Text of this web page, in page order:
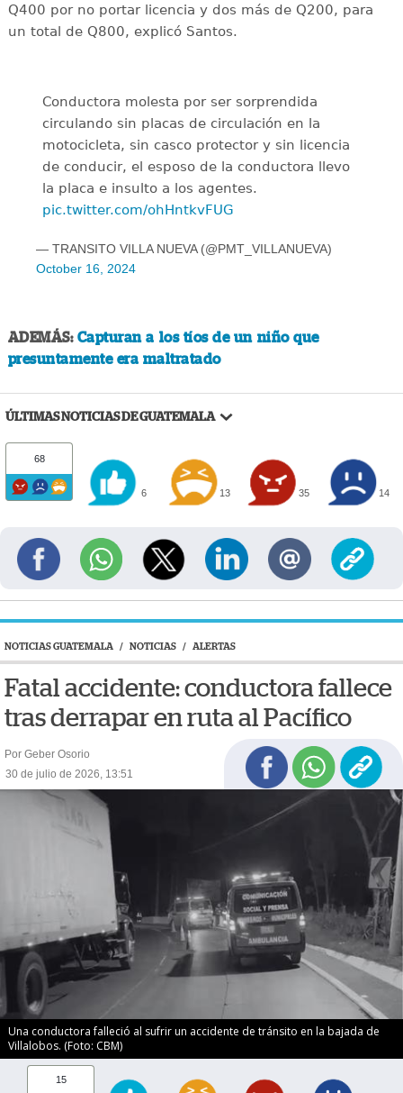
Q400 por no portar licencia y dos más de Q200, para
un total de Q800, explicó Santos.
Conductora molesta por ser sorprendida
circulando sin placas de circulación en la
motocicleta, sin casco protector y sin licencia
de conducir, el esposo de la conductora llevo
la placa e insulto a los agentes.
pic.twitter.com/ohHntkvFUG
— TRANSITO VILLA NUEVA (@PMT_VILLANUEVA)
October 16, 2024
ADEMÁS: Capturan a los tíos de un niño que
presuntamente era maltratado
ÚLTIMAS NOTICIAS DE GUATEMALA
68
6 13 35 14
NOTICIAS GUATEMALA / NOTICIAS / ALERTAS
Fatal accidente: conductora fallece
tras derrapar en ruta al Pacífico
Por Geber Osorio
30 de julio de 2026, 13:51
Una conductora falleció al sufrir un accidente de tránsito en la bajada de
Villalobos. (Foto: CBM)
15